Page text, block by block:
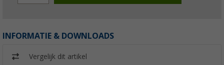
INFORMATIE & DOWNLOADS
Vergelijk dit artikel